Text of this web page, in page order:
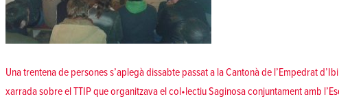
Una trentena de persones s’aplegà dissabte passat a la Cantonà de l’Empedrat
xarrada sobre el TTIP que organitzava el col•lectiu Saginosa conjuntament amb